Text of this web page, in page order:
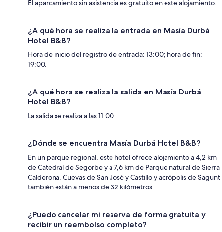
El aparcamiento sin asistencia es gratuito en este alojamiento.
¿A qué hora se realiza la entrada en Masía Durbá
Hotel B&B?
Hora de inicio del registro de entrada: 13:00; hora de fin:
19:00.
¿A qué hora se realiza la salida en Masía Durbá
Hotel B&B?
La salida se realiza a las 11:00.
¿Dónde se encuentra Masía Durbá Hotel B&B?
En un parque regional, este hotel ofrece alojamiento a 4,2 km
de Catedral de Segorbe y a 7,6 km de Parque natural de Sierra
Calderona. Cuevas de San José y Castillo y acrópolis de Sagunt
también están a menos de 32 kilómetros.
¿Puedo cancelar mi reserva de forma gratuita y
recibir un reembolso completo?